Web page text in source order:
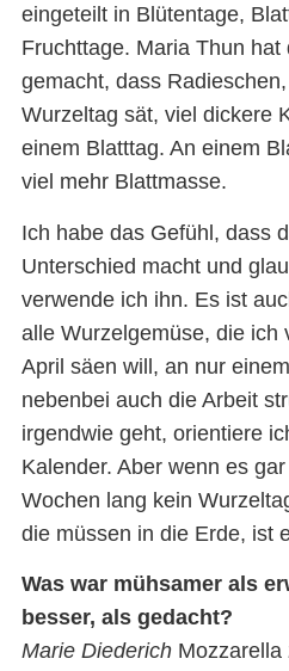
eingeteilt in Blütentage,
Fruchttage. Maria Thun hat
gemacht, dass
Wurzeltag sät, viel dickere
einem Blatttag. An einem
viel mehr Blattmasse.
Ich habe das Gefühl, dass
Unterschied macht und
verwende ich ihn. Es ist
alle Wurzelgemüse, die ich
April säen will, an nur
nebenbei auch die Arbeit
irgendwie geht, orientiere
Kalender. Aber wenn es
Wochen lang kein
die müssen in die Erde, ist
Was war mühsamer als
besser, als gedacht?
Marie Diederich Mozzarella